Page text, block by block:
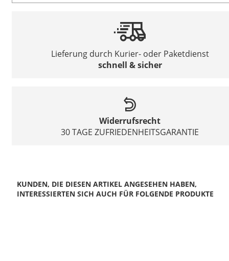
Lieferung durch Kurier- oder Paketdienst
schnell & sicher
Widerrufsrecht
30 TAGE ZUFRIEDENHEITSGARANTIE
KUNDEN, DIE DIESEN ARTIKEL ANGESEHEN HABEN,
INTERESSIERTEN SICH AUCH FÜR FOLGENDE PRODUKTE